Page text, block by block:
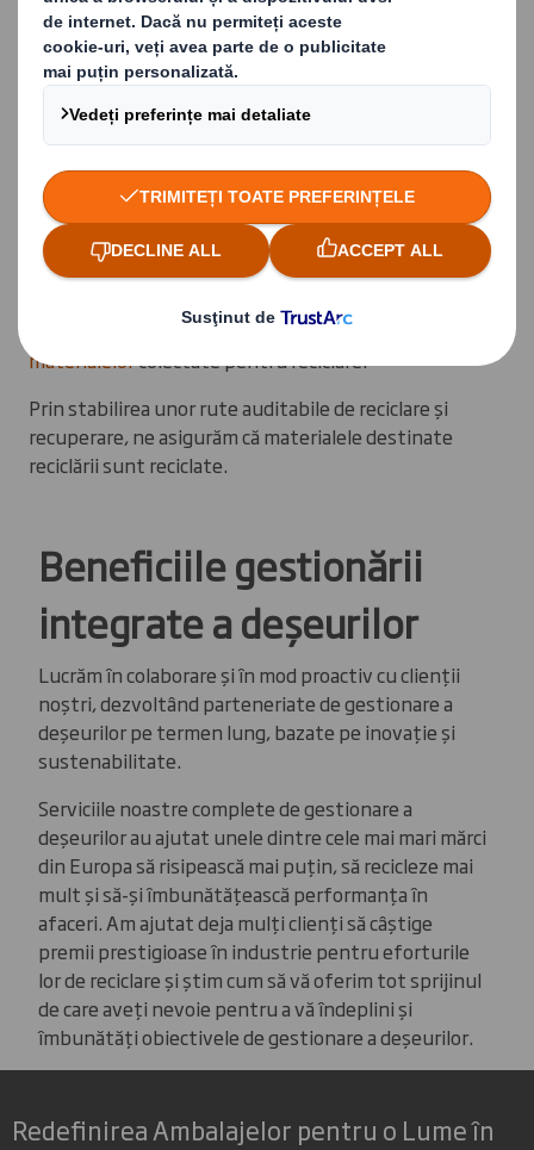
Datorită experienței de peste 40 de ani în devierea
deșeurilor de la gropile de gunoi pentru companii de
toate dimensiunile, puteți avea încredere că vom
răspunde tuturor nevoilor dvs. de gestionare a
deșeurilor.
Indiferent dacă este vorba despre hârtie, cartoane,
deșeuri alimentare, metal, plastic sau altele, serviciile
noastre integrate de gestionare a deșeurilor
sursă, pentru a maximiza cantitatea și
materialelorcolectate pentru reciclare.
Prin stabilirea unor rute auditabile de reciclare și
recuperare, ne asigurăm că materialele destinate
reciclării sunt reciclate.
Beneficiile gestionării
integrate a deșeurilor
Lucrăm în colaborare și în mod proactiv cu clienții
noștri, dezvoltând parteneriate de gestionare a
deșeurilor pe termen lung, bazate pe inovație și
sustenabilitate.
Serviciile noastre complete de gestionare a
deșeurilor au ajutat unele dintre cele mai mari mărci
din Europa să risipească mai puțin, să recicleze mai
mult și să-și îmbunătățească performanța în
afaceri. Am ajutat deja mulți clienți să câștige
premii prestigioase în industrie pentru eforturile
lor de reciclare și știm cum să vă oferim tot sprijinul
de care aveți nevoie pentru a vă îndeplini și
îmbunătăți obiectivele de gestionare a deșeurilor.
Redefinirea Ambalajelor pentru o Lume în